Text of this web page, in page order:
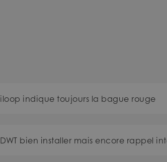
iloop indique toujours la bague rouge
DWT bien installer mais encore rappel